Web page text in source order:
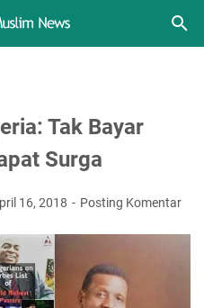
Tak Bayar
Surga
16, 2018 Posting Komentar